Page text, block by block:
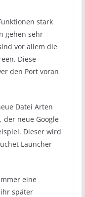
stark
gehen sehr
vor allem die
Diese
den Port voran
Datei Arten
neue Google
Dieser wird
Launcher
eine
später